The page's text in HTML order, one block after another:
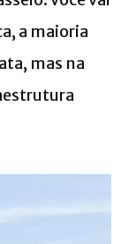
a maioria
mas na